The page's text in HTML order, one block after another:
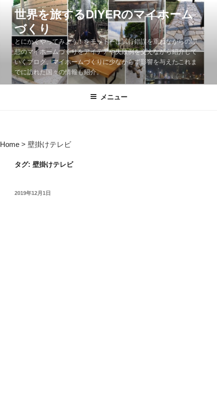
キ
世界を旅するDIYERのマイホーム
づくり
とにかくやってみよう！をモットーに試行錯誤を重ねながらの理
想のマイホームづくりをアイデアや失敗例を交えながら紹介して
いくブログ。マイホームづくりに少なからず影響を与えたこれま
でに訪れた国々の情報も紹介。
メニュー
Home > 壁掛けテレビ
タグ: 壁掛けテレビ
投
2019年12月1日